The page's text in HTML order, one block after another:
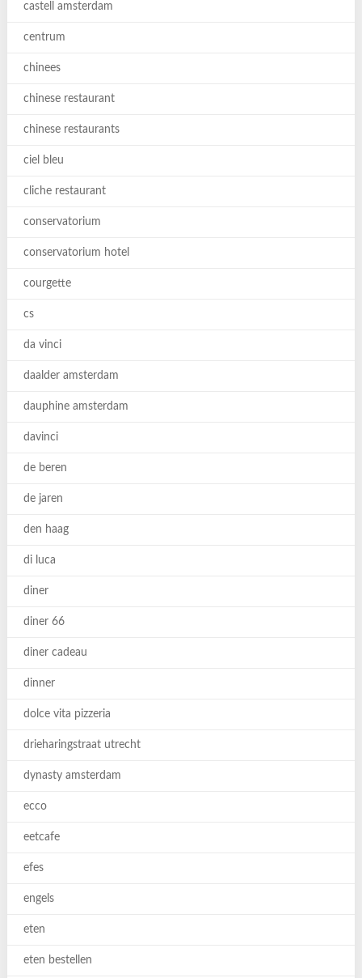
castell amsterdam
centrum
chinees
chinese restaurant
chinese restaurants
ciel bleu
cliche restaurant
conservatorium
conservatorium hotel
courgette
cs
da vinci
daalder amsterdam
dauphine amsterdam
davinci
de beren
de jaren
den haag
di luca
diner
diner 66
diner cadeau
dinner
dolce vita pizzeria
drieharingstraat utrecht
dynasty amsterdam
ecco
eetcafe
efes
engels
eten
eten bestellen